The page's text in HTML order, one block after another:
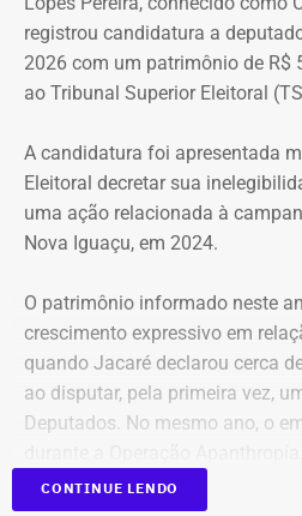
registrou candidatura a
2026 com um patrimônio de R$
ao Tribunal Superior Eleitoral
A candidatura foi apresentada
Eleitoral decretar sua
uma ação relacionada à
Nova Iguaçu, em 2024.
O patrimônio informado neste
crescimento expressivo em
quando Jacaré declarou cerca
ao disputar, pela primeira vez,
Deputados. No mesmo ano, o
Ministério Público do Rio de
CONTINUE LENDO